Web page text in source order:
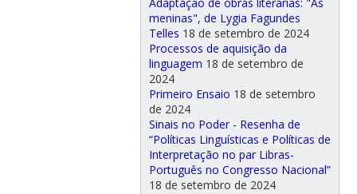
Adaptação de obras literárias: "As
meninas", de Lygia Fagundes
Telles 18 de setembro de 2024
Processos de aquisição da
linguagem 18 de setembro de
2024
Primeiro Ensaio 18 de setembro
de 2024
Sinais no Poder - Resenha de
“Políticas Linguísticas e Políticas de
Interpretação no par Libras-
Português no Congresso Nacional”
18 de setembro de 2024